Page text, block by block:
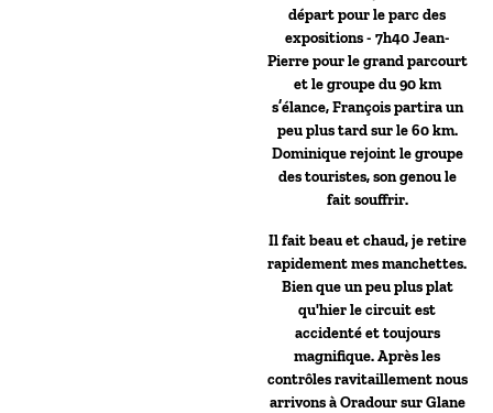
départ pour le parc des
expositions - 7h40 Jean-
Pierre pour le grand parcourt
et le groupe du 90 km
s’élance, François partira un
peu plus tard sur le 60 km.
Dominique rejoint le groupe
des touristes, son genou le
fait souffrir.
Il fait beau et chaud, je retire
rapidement mes manchettes.
Bien que un peu plus plat
qu'hier le circuit est
accidenté et toujours
magnifique. Après les
contrôles ravitaillement nous
arrivons à Oradour sur Glane